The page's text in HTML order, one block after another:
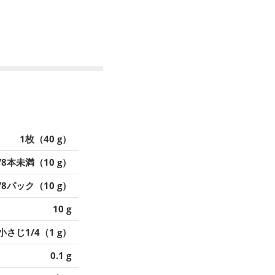
1枚（40 g）
本未満（10 g）
パック（10 g）
10 g
さじ1/4（1 g）
0.1 g